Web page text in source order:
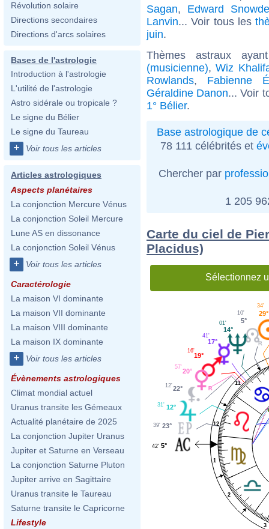
Révolution solaire
Directions secondaires
Directions d'arcs solaires
Bases de l'astrologie
Introduction à l'astrologie
L'utilité de l'astrologie
Astro sidérale ou tropicale ?
Le signe du Bélier
Le signe du Taureau
+ Voir tous les articles
Articles astrologiques
Aspects planétaires
La conjonction Mercure Vénus
La conjonction Soleil Mercure
Lune AS en dissonance
La conjonction Soleil Vénus
+ Voir tous les articles
Caractérologie
La maison VI dominante
La maison VII dominante
La maison VIII dominante
La maison IX dominante
+ Voir tous les articles
Évènements astrologiques
Climat mondial actuel
Uranus transite les Gémeaux
Actualité planétaire de 2025
La conjonction Jupiter Uranus
Jupiter et Saturne en Verseau
La conjonction Saturne Pluton
Jupiter arrive en Sagittaire
Uranus transite le Taureau
Saturne transite le Capricorne
Lifestyle
Sagan, Edward
Lanvin... Voir tous les
juin.
Thèmes astraux
(musicienne),Wiz
Rowlands, Fabienne
Géraldine Danon... Voir
1° Bélier.
Base astrologique de
78 111 célébrités et
Chercher par
1 205
Carte du ciel de
Placidus)
Sélectionnez
1
2
3
11
12
29°
34'
5°
10'
14°
01'
17°
41'
19°
16'
20°
57'
22°
12'
12°
31'
23°
39'
5°
42'